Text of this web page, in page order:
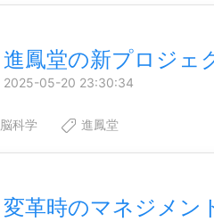
進鳳堂の新プロジェ
2025-05-20 23:30:34
脳科学 進鳳堂
変革時のマネジメン